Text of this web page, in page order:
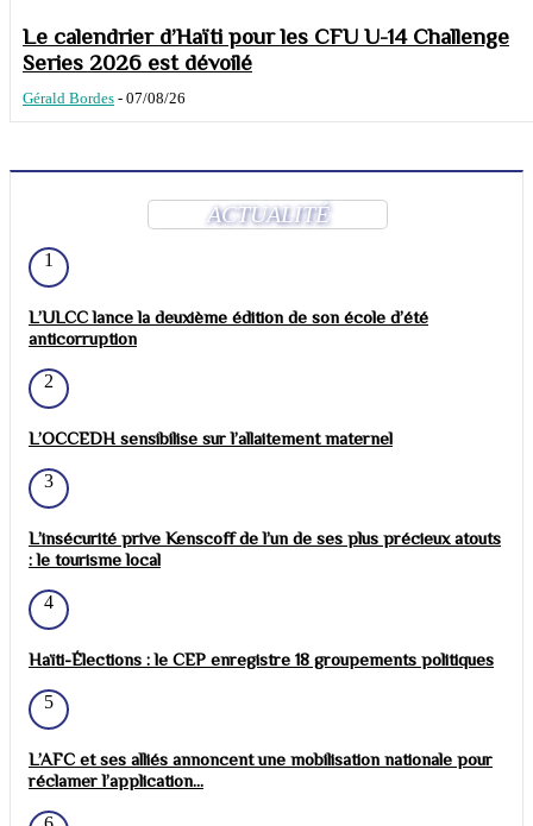
Le calendrier d’Haïti pour les CFU U-14 Challenge
Series 2026 est dévoilé
Gérald Bordes - 07/08/26
ACTUALITÉ
1
L’ULCC lance la deuxième édition de son école d’été
anticorruption
2
L’OCCEDH sensibilise sur l’allaitement maternel
3
L’insécurité prive Kenscoff de l’un de ses plus précieux atouts
: le tourisme local
4
Haïti-Élections : le CEP enregistre 18 groupements politiques
5
L’AFC et ses alliés annoncent une mobilisation nationale pour
réclamer l’application...